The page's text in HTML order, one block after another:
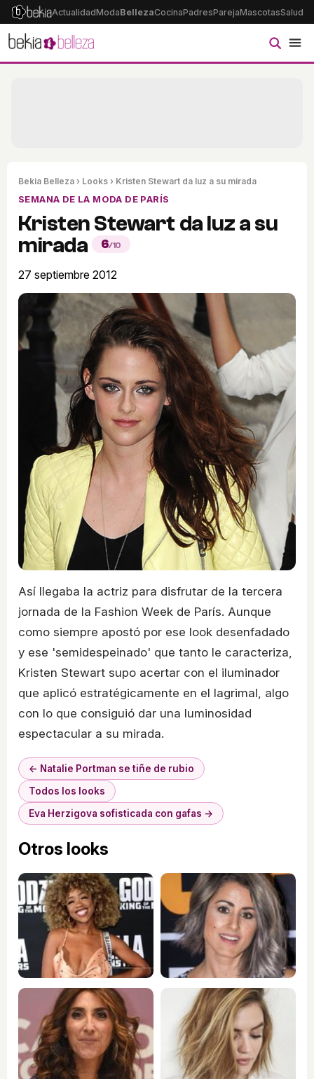
ActualidadModaBellezaCocinaPadresParejaMascotasSalud
Bekia Belleza › Looks › Kristen Stewart da luz a su mirada
SEMANA DE LA MODA DE PARÍS
Kristen Stewart da luz a su
mirada
6/10
27 septiembre 2012
Así llegaba la actriz para disfrutar de la tercera
jornada de la Fashion Week de París. Aunque
como siempre apostó por ese look desenfadado
y ese 'semidespeinado' que tanto le caracteriza,
Kristen Stewart supo acertar con el iluminador
que aplicó estratégicamente en el lagrimal, algo
con lo que consiguió dar una luminosidad
espectacular a su mirada.
← Natalie Portman se tiñe de rubio
Todos los looks
Eva Herzigova sofisticada con gafas →
Otros looks